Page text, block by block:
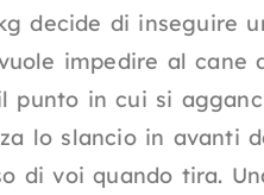
decide di inseguire
impedire al cane
punto in cui si
lo slancio in avanti
di voi quando tira.